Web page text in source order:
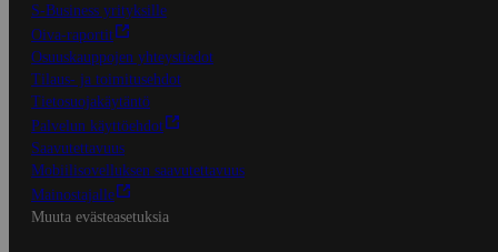
S-Business yrityksille
Oiva-raportit
Osuuskauppojen yhteystiedot
Tilaus- ja toimitusehdot
Tietosuojakäytäntö
Palvelun käyttöehdot
Saavutettavuus
Mobiilisovelluksen saavutettavuus
Mainostajalle
Muuta evästeasetuksia